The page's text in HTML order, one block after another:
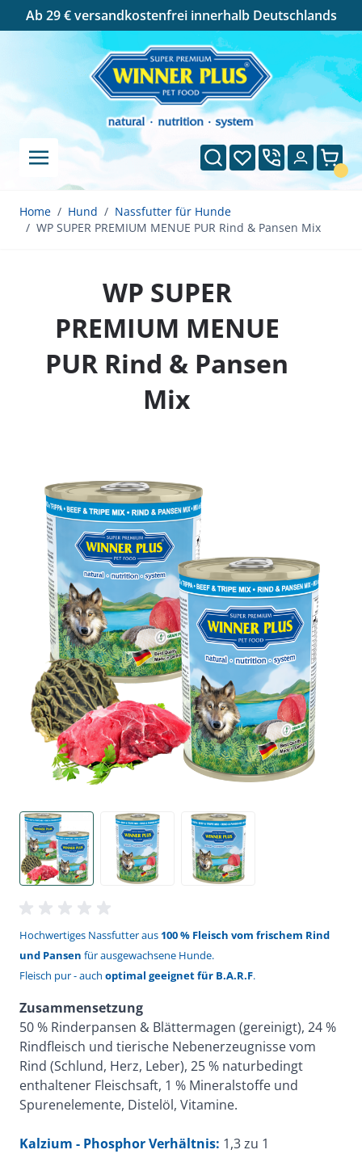
Ab 29 € versandkostenfrei innerhalb Deutschlands
Direkt zum Inhalt
SucheWunschliste
Home / Hund / Nassfutter für Hunde
/ WP SUPER PREMIUM MENUE PUR Rind & Pansen Mix
WP SUPER
PREMIUM MENUE
PUR Rind & Pansen
Mix
Hochwertiges Nassfutter aus 100 % Fleisch vom frischem Rind
und Pansen für ausgewachsene Hunde.
Fleisch pur - auch optimal geeignet für B.A.R.F.
Zusammensetzung
50 % Rinderpansen & Blättermagen (gereinigt), 24 %
Rindfleisch und tierische Nebenerzeugnisse vom
Rind (Schlund, Herz, Leber), 25 % naturbedingt
enthaltener Fleischsaft, 1 % Mineralstoffe und
Spurenelemente, Distelöl, Vitamine.
Kalzium - Phosphor Verhältnis: 1,3 zu 1
Cookie-Einstellungen